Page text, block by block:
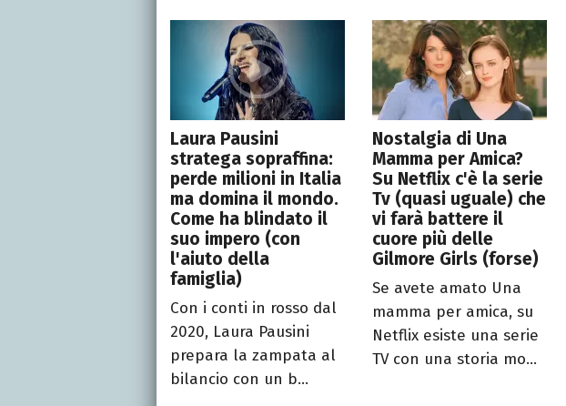
Laura Pausini
stratega sopraffina:
perde milioni in Italia
ma domina il mondo.
Come ha blindato il
suo impero (con
l'aiuto della
famiglia)
Con i conti in rosso dal
2020, Laura Pausini
prepara la zampata al
bilancio con un b...
Nostalgia di Una
Mamma per Amica?
Su Netflix c'è la serie
Tv (quasi uguale) che
vi farà battere il
cuore più delle
Gilmore Girls (forse)
Se avete amato Una
mamma per amica, su
Netflix esiste una serie
TV con una storia mo...